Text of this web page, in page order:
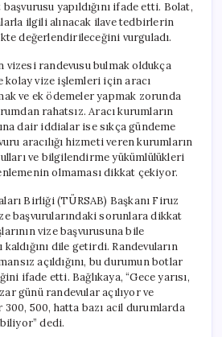
yapıldığını ifade etti. Bolat,
ilgili alınacak ilave tedbirlerin
değerlendirileceğini vurguladı.
vizesi randevusu bulmak oldukça
kolay vize işlemleri için aracı
ve ek ödemeler yapmak zorunda
rahatsız. Aracı kurumların
dair iddialar ise sıkça gündeme
aracılığı hizmeti veren kurumların
ve bilgilendirme yükümlülükleri
olmaması dikkat çekiyor.
Birliği (TÜRSAB) Başkanı Firuz
başvurularındaki sorunlara dikkat
vize başvurusuna bile
kaldığını dile getirdi. Randevuların
açıldığını, bu durumun botlar
ifade etti. Bağlıkaya, “Gece yarısı,
günü randevular açılıyor ve
300, 500, hatta bazı acil durumlarda
dedi.